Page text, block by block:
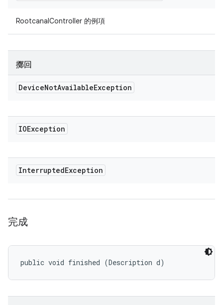
RootcanalController 的例項
擲回
DeviceNotAvailableException
IOException
InterruptedException
完成
public void finished (Description d)